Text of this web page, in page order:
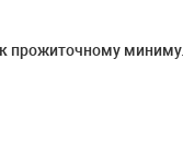
прожиточному миниму.